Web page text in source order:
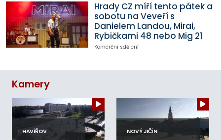
Hrady CZ míří tento pátek a
sobotu na Veveří s
Danielem Landou, Mirai,
Rybičkami 48 nebo Mig 21
Komerční sdělení
Kamery
HAVÍŘOV NOVÝ JIČÍN